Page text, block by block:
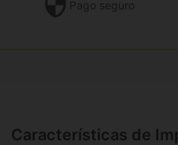
Pago seguro
Características de